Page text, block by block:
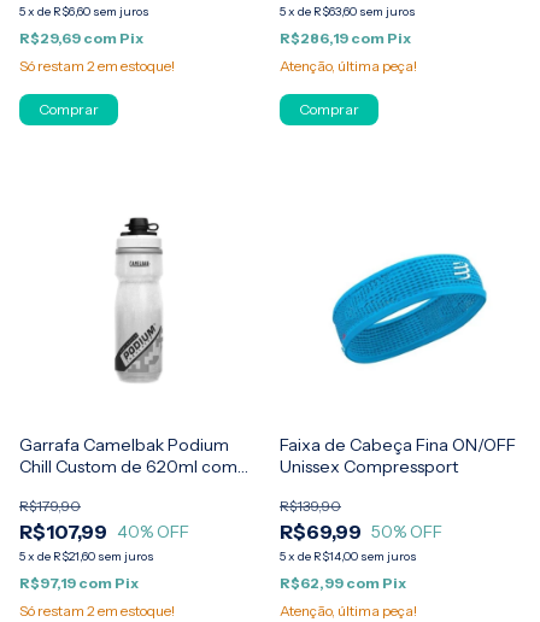
5x de R$6,60 sem juros
R$29,69 com Pix
Só restam 2em estoque!
Comprar
5x de R$63,60 sem juros
R$286,19 com Pix
Atenção, última peça!
Comprar
Garrafa Camelbak Podium
Chill Custom de 620ml com
R$107,99
R$179,90
40% OFF
5x de R$21,60 sem juros
R$97,19 com Pix
Só restam 2em estoque!
Faixa de Cabeça Fina ON/OFF
Unissex Compressport
R$69,99
R$139,90
50% OFF
5x de R$14,00 sem juros
R$62,99 com Pix
Atenção, última peça!